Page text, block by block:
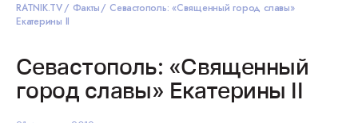
RATNIK.TV Факты
Севастополь: «Священный город славы»
Екатерины II
Севастополь: «Священный
город славы» Екатерины II